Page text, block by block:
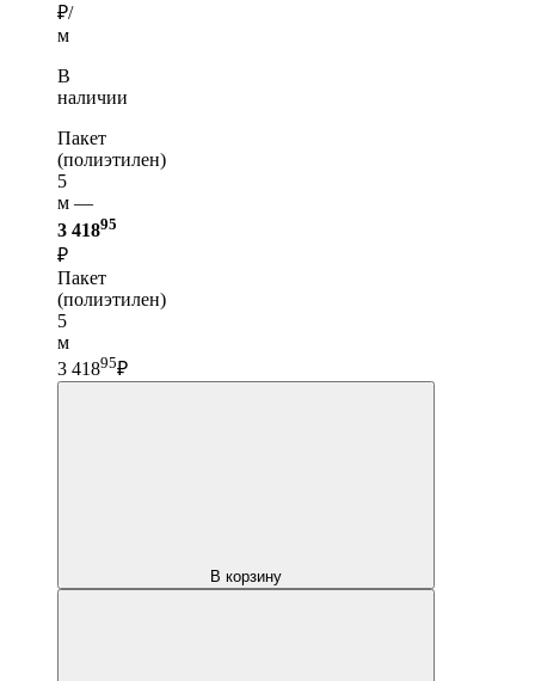
₽/
м
В
наличии
Пакет
(полиэтилен)
5
м —
3 41895
₽
Пакет
(полиэтилен)
5
м
3 41895₽
В корзину